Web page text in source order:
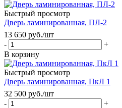
Быстрый просмотр
Дверь ламинированная, ПЛ-2
13 650 руб./шт
-
+
В корзину
Быстрый просмотр
Дверь ламинированная, ПкЛ 1
32 500 руб./шт
-
+